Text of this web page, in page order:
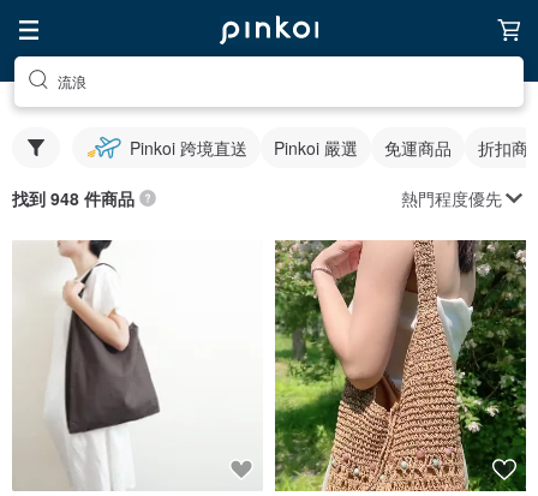
流浪
Pinkoi 跨境直送 Pinkoi 嚴選 免運商品 折扣商
找到 948 件商品 熱門程度優先